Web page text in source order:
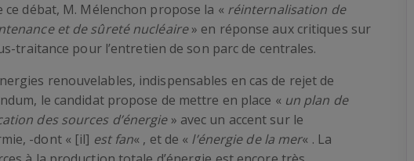
débat, M. Mélenchon propose la « réinternalisation de
et de sûreté nucléaire» en réponse aux critiques sur
traitance pour l’entretien de son parc de centrales.
renouvelables, indispensables en cas de rejet de
le candidat propose de mettre en place « un plan de
des sources d’énergie» avec un accent sur le
-dont « [il] est fan« , et de « l’énergie de la mer« . La